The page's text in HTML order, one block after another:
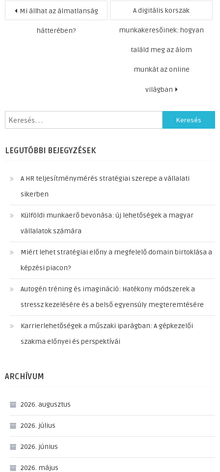
Bejegyzés
navigáció
Mi állhat az álmatlanság
hátterében?
A digitális korszak
munkakeresőinek: hogyan
találd meg az álom
munkát az online
világban
Keresés:
LEGUTÓBBI BEJEGYZÉSEK
A HR teljesítménymérés stratégiai szerepe a vállalati
sikerben
Külföldi munkaerő bevonása: új lehetőségek a magyar
vállalatok számára
Miért lehet stratégiai előny a megfelelő domain birtoklása a
képzési piacon?
Autogén tréning és imagináció: Hatékony módszerek a
stressz kezelésére és a belső egyensúly megteremtésére
Karrierlehetőségek a műszaki iparágban: A gépkezelői
szakma előnyei és perspektívái
ARCHÍVUM
2026. augusztus
2026. július
2026. június
2026. május